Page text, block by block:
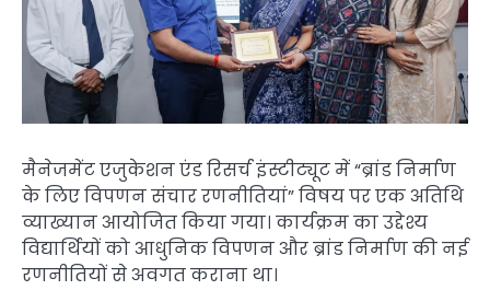
मैनेजमेंट एजुकेशन एंड रिसर्च इंस्टीट्यूट में “ब्रांड निर्माण
के लिए विपणन संचार रणनीतियां” विषय पर एक अतिथि
व्याख्यान आयोजित किया गया। कार्यक्रम का उद्देश्य
विद्यार्थियों को आधुनिक विपणन और ब्रांड निर्माण की नई
रणनीतियों से अवगत कराना था।